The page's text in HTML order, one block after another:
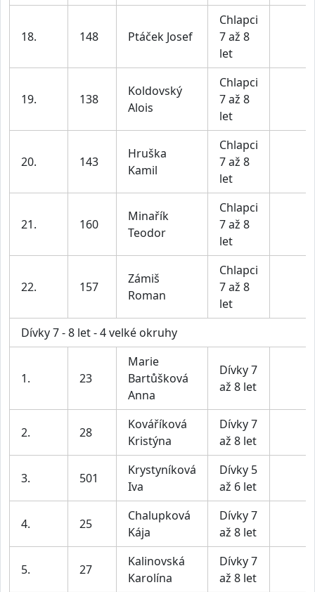
18. 148 Ptáček Josef
Chlapci
7 až 8
let
19. 138
Koldovský
Alois
Chlapci
7 až 8
let
20. 143
Hruška
Kamil
Chlapci
7 až 8
let
21. 160
Minařík
Teodor
Chlapci
7 až 8
let
22. 157
Zámiš
Roman
Chlapci
7 až 8
let
Dívky 7 - 8 let - 4 velké okruhy
1. 23
Marie
Bartůšková
Anna
Dívky 7
až 8 let
2. 28
Kováříková
Kristýna
Dívky 7
až 8 let
3. 501
Krystyníková
Iva
Dívky 5
až 6 let
4. 25
Chalupková
Kája
Dívky 7
až 8 let
5. 27
Kalinovská
Karolína
Dívky 7
až 8 let